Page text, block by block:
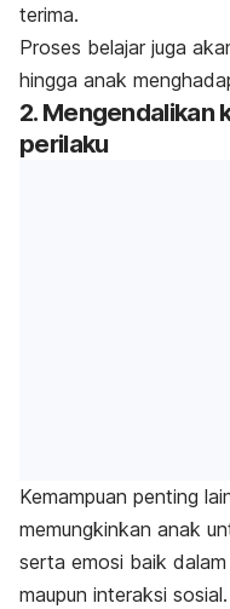
terima.
Proses belajar juga
hingga anak
2. Mengendalikan
perilaku
Kemampuan penting
memungkinkan anak
serta emosi baik
maupun interaksi sosial.